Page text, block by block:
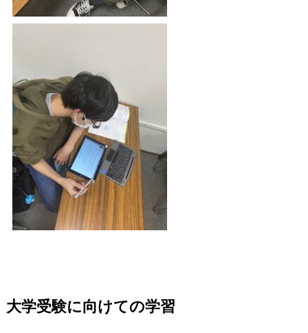
大学受験に向けての学習